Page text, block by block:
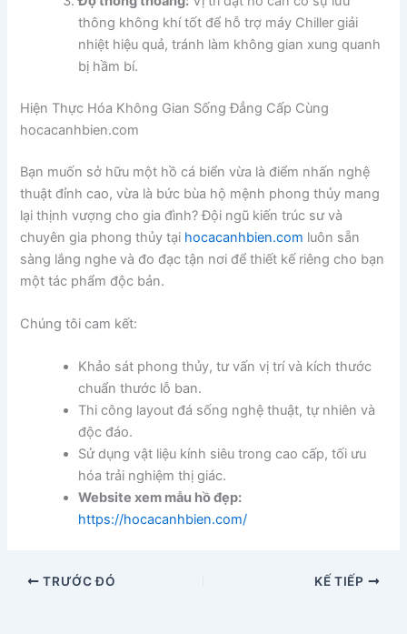
thông không khí tốt để hỗ trợ máy Chiller giải
nhiệt hiệu quả, tránh làm không gian xung quanh
bị hầm bí.
Hiện Thực Hóa Không Gian Sống Đẳng Cấp Cùng
hocacanhbien.com
Bạn muốn sở hữu một hồ cá biển vừa là điểm nhấn nghệ
thuật đỉnh cao, vừa là bức bùa hộ mệnh phong thủy mang
lại thịnh vượng cho gia đình? Đội ngũ kiến trúc sư và
chuyên gia phong thủy tại hocacanhbien.com luôn sẵn
sàng lắng nghe và đo đạc tận nơi để thiết kế riêng cho bạn
một tác phẩm độc bản.
Chúng tôi cam kết:
Khảo sát phong thủy, tư vấn vị trí và kích thước
chuẩn thước lỗ ban.
Thi công layout đá sống nghệ thuật, tự nhiên và
độc đáo.
Sử dụng vật liệu kính siêu trong cao cấp, tối ưu
hóa trải nghiệm thị giác.
Website xem mẫu hồ đẹp:
https://hocacanhbien.com/
TRƯỚC ĐÓ KẾ TIẾP